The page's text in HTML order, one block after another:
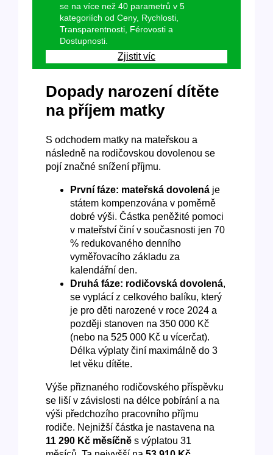
se na více než 40 parametrů v 5
kategoriích od Ceny, Rychlosti,
Transparentnosti, Férovosti a
Dostupnosti.
Zjistit víc
Dopady narození dítěte
na příjem matky
S odchodem matky na mateřskou a
následně na rodičovskou dovolenou se
pojí značné snížení příjmu.
První fáze: mateřská dovolená je
státem kompenzována v poměrně
dobré výši. Částka peněžité pomoci
v mateřství činí v současnosti jen 70
% redukovaného denního
vyměřovacího základu za
kalendářní den.
Druhá fáze: rodičovská dovolená,
se vyplácí z celkového balíku, který
je pro děti narozené v roce 2024 a
později stanoven na 350 000 Kč
(nebo na 525 000 Kč u vícerčat).
Délka výplaty činí maximálně do 3
let věku dítěte.
Výše přiznaného rodičovského příspěvku
se liší v závislosti na délce pobírání a na
výši předchozího pracovního příjmu
rodiče. Nejnižší částka je nastavena na
11 290 Kč měsíčně s výplatou 31